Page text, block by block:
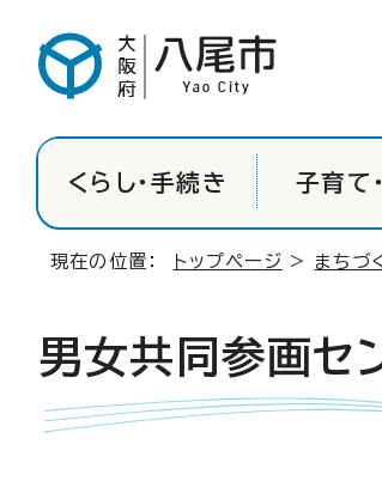
くらし・手続き 子育て
現在の位置： トップページ > まちづ
男女共同参画セ